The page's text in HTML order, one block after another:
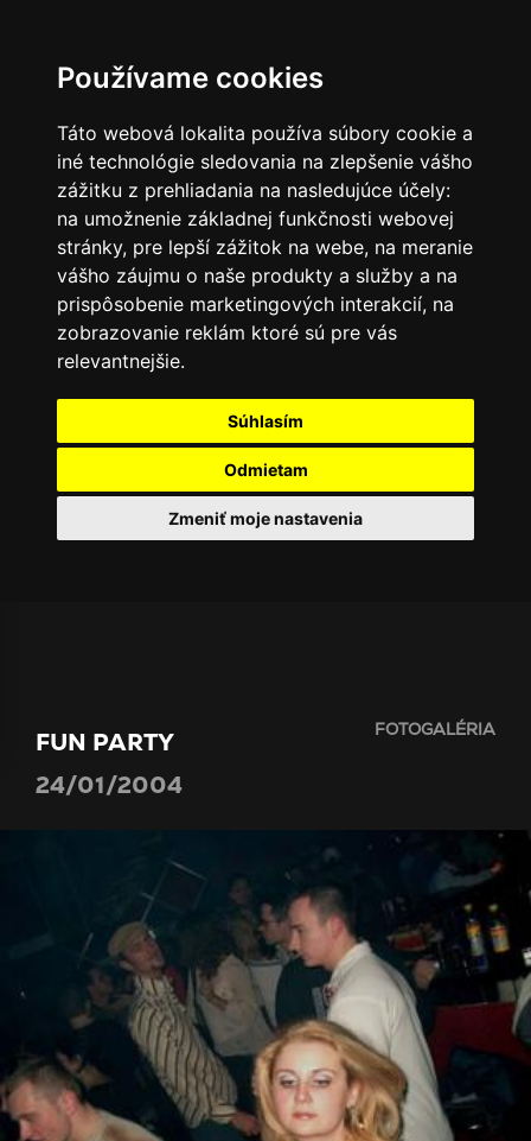
Používame cookies
Táto webová lokalita používa súbory cookie a
iné technológie sledovania na zlepšenie vášho
zážitku z prehliadania na nasledujúce účely:
na umožnenie základnej funkčnosti webovej
stránky, pre lepší zážitok na webe, na meranie
vášho záujmu o naše produkty a služby a na
prispôsobenie marketingových interakcií, na
zobrazovanie reklám ktoré sú pre vás
relevantnejšie.
Súhlasím
Odmietam
Zmeniť moje nastavenia
FUN PARTY
24/01/2004
FOTOGALÉRIA